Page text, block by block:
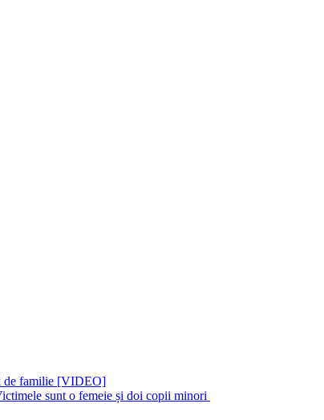
de familie [VIDEO]
sunt o femeie și doi copii minori